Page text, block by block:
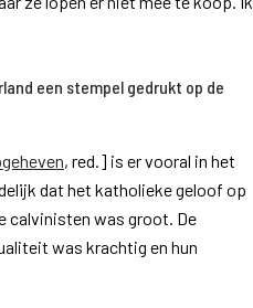
een stempel gedrukt op de
, red.] is er vooral in het
dat het katholieke geloof op
calvinisten was groot. De
was krachtig en hun